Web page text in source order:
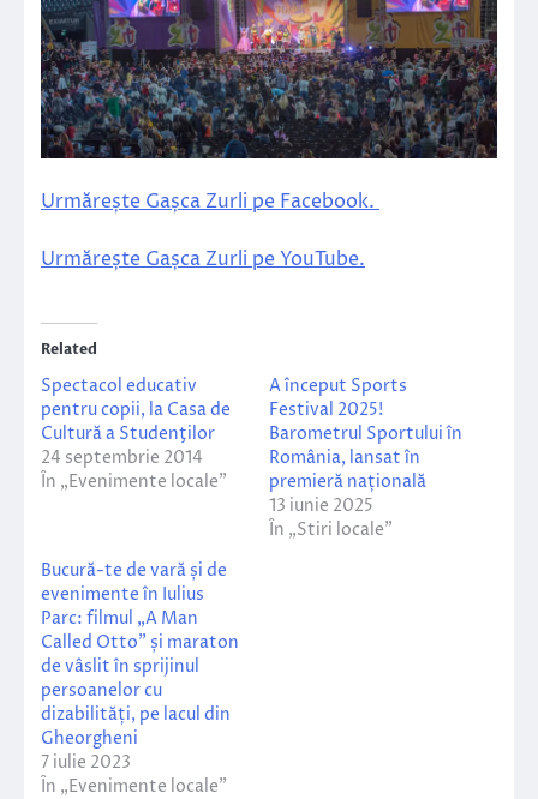
Urmărește Gașca Zurli pe Facebook.
Urmărește Gașca Zurli pe YouTube.
Related
Spectacol educativ
pentru copii, la Casa de
Cultură a Studenţilor
24 septembrie 2014
În „Evenimente locale”
A început Sports
Festival 2025!
Barometrul Sportului în
România, lansat în
premieră națională
13 iunie 2025
În „Stiri locale”
Bucură-te de vară și de
evenimente în Iulius
Parc: filmul „A Man
Called Otto” și maraton
de vâslit în sprijinul
persoanelor cu
dizabilități, pe lacul din
Gheorgheni
7 iulie 2023
În „Evenimente locale”